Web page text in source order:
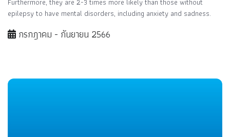
epilepsy to have mental disorders, including anxiety and sadness.
กรกฎาคม - กันยายน 2566